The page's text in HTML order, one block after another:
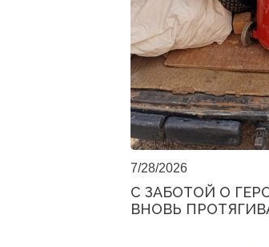
7/28/2026
С ЗАБОТОЙ О
ВНОВЬ